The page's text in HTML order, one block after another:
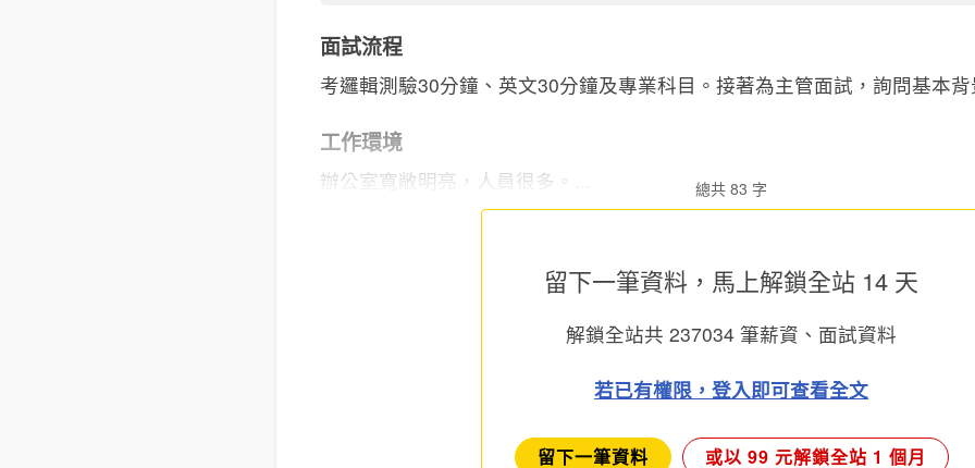
面試流程
考邏輯測驗30分鐘、英文30分鐘及專業科目。接著為主管面試，詢問基本
工作環境
辦公室寬敞明亮，人員很多。... 總共 83 字
留下一筆資料，馬上解鎖全站 14 天
解鎖全站共 237034 筆薪資、面試資料
若已有權限，登入即可查看全文
留下一筆資料 或以 99 元解鎖全站 1 個月